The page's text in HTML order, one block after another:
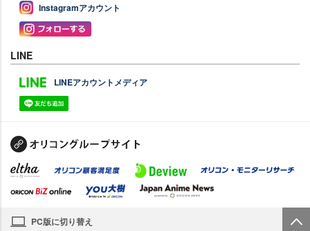
Instagramアカウント
LINE
LINEアカウントメディア
PC版に切り替え